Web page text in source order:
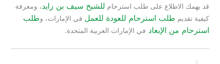
قد يهمك الاطلاع على طلب استرحام للشيخ سيف بن زايد، ومعرفة
كيفية تقديم طلب استرحام للعودة للعمل في الإمارات، وطلب
استرحام من الإبعاد في الإمارات العربية المتحدة.